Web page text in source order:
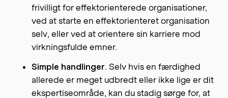
frivilligt for effektorienterede organisationer,
ved at starte en effektorienteret organisation
selv, eller ved at orientere sin karriere mod
virkningsfulde emner.
Simple handlinger. Selv hvis en færdighed
allerede er meget udbredt eller ikke lige er dit
ekspertiseområde, kan du stadig sørge for, at